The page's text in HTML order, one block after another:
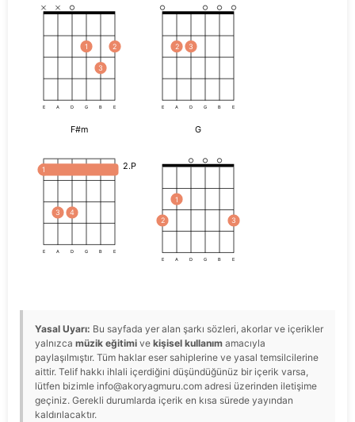
1
3
2
E A D G B E
2 3
E A D G B E
F#m
2.P
1
3 4
E A D G B E
G
2
1
3
E A D G B E
Yasal Uyarı: Bu sayfada yer alan şarkı sözleri, akorlar ve içerikler
yalnızca müzik eğitimi ve kişisel kullanım amacıyla
paylaşılmıştır. Tüm haklar eser sahiplerine ve yasal temsilcilerine
aittir. Telif hakkı ihlali içerdiğini düşündüğünüz bir içerik varsa,
lütfen bizimle info@akoryagmuru.com adresi üzerinden iletişime
geçiniz. Gerekli durumlarda içerik en kısa sürede yayından
kaldırılacaktır.